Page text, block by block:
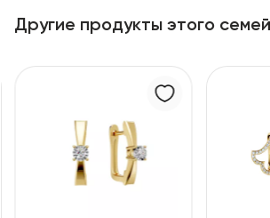
Другие продукты этого